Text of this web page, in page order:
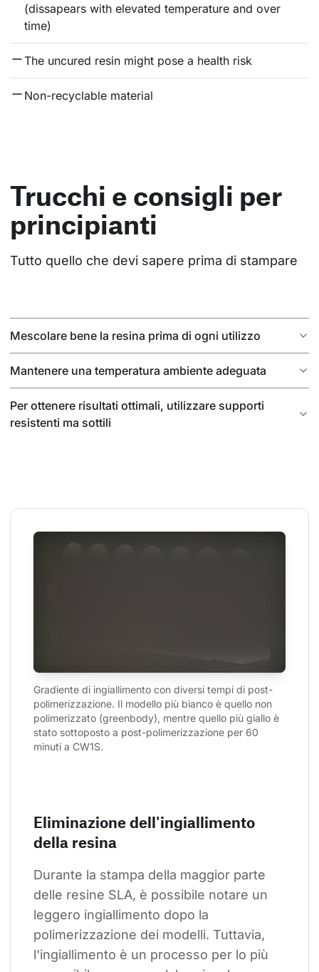
(dissapears with elevated temperature and over
time)
The uncured resin might pose a health risk
Non-recyclable material
Trucchi e consigli per
principianti
Tutto quello che devi sapere prima di stampare
Mescolare bene la resina prima di ogni utilizzo
Mantenere una temperatura ambiente adeguata
Per ottenere risultati ottimali, utilizzare supporti
resistenti ma sottili
Gradiente di ingiallimento con diversi tempi di post-
polimerizzazione. Il modello più bianco è quello non
polimerizzato (greenbody), mentre quello più giallo è
stato sottoposto a post-polimerizzazione per 60
minuti a CW1S.
Eliminazione dell'ingiallimento
della resina
Durante la stampa della maggior parte
delle resine SLA, è possibile notare un
leggero ingiallimento dopo la
polimerizzazione dei modelli. Tuttavia,
l'ingiallimento è un processo per lo più